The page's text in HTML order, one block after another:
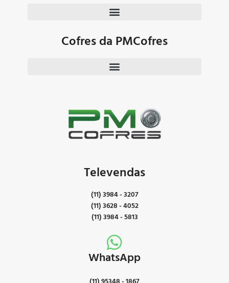
Cofres da PMCofres
Televendas
(11) 3984 - 3207
(11) 3628 - 4052
(11) 3984 - 5813
WhatsApp